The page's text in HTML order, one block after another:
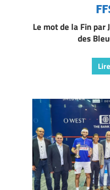
Le mot de la Fin par
des